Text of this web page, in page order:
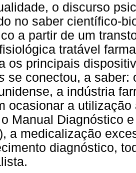
o discurso
no saber científico-
a partir de um
tratável
os principais
se conectou, a saber:
a indústria
ocasionar a
Manual Diagnóstico
a medicalização
diagnóstico,